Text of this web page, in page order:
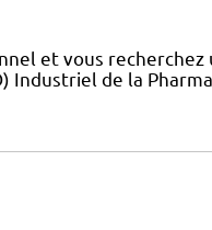
et vous
Industriel de la